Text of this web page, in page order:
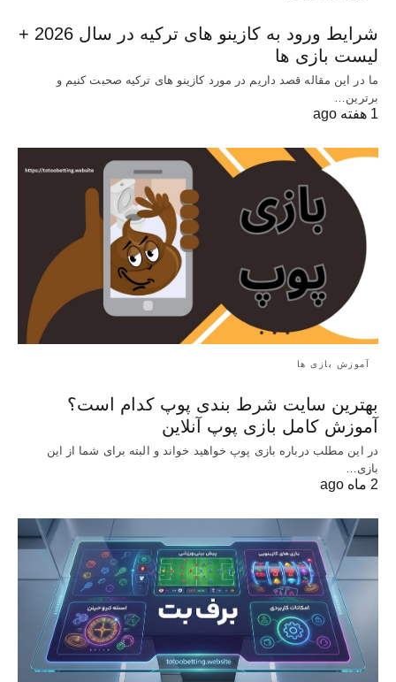
شرایط ورود به کازینو های ترکیه در سال 2026 +
لیست بازی ها
ما در این مقاله قصد داریم در مورد کازینو های ترکیه صحبت کنیم و
برترین…
1 هفته ago
آموزش بازی ها
بهترین سایت شرط بندی پوپ کدام است؟
آموزش کامل بازی پوپ آنلاین
در این مطلب درباره بازی پوپ خواهید خواند و البته برای شما از این
بازی…
2 ماه ago